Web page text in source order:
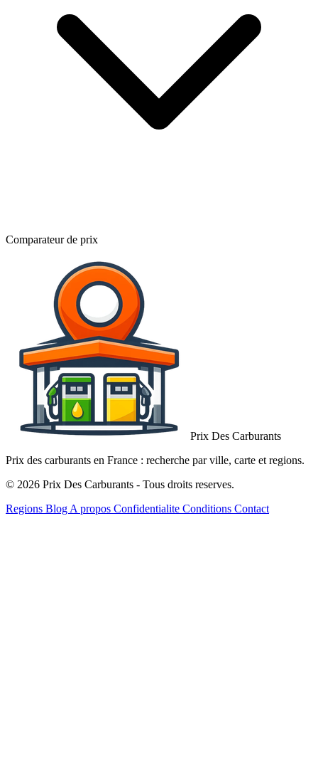
Comparateur de prix
Prix Des Carburants
Prix des carburants en France : recherche par ville, carte et regions.
© 2026 Prix Des Carburants - Tous droits reserves.
Regions Blog A propos Confidentialite Conditions Contact